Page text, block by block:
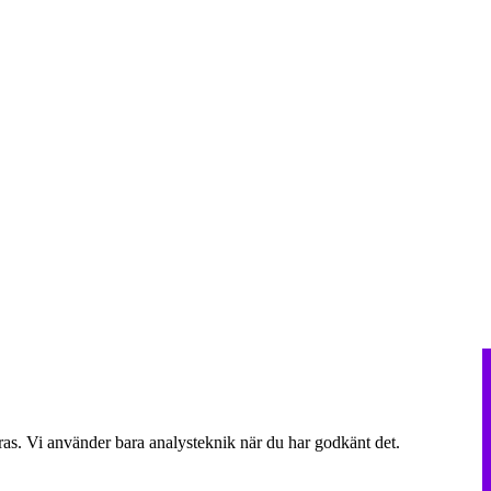
Vi använder bara analysteknik när du har godkänt det.